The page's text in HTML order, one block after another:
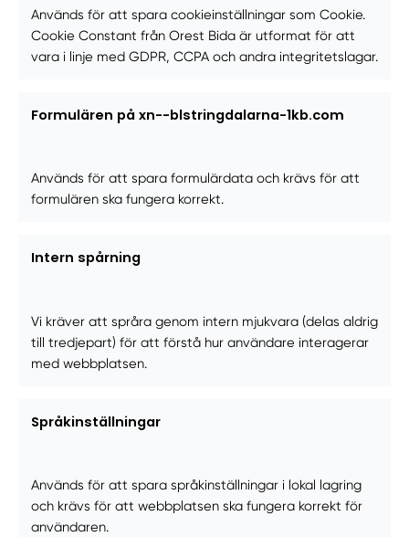
Används för att spara cookieinställningar som Cookie.
Cookie Constant från Orest Bida är utformat för att
vara i linje med GDPR, CCPA och andra integritetslagar.
Formulären på xn--blstringdalarna-1kb.com
Används för att spara formulärdata och krävs för att
formulären ska fungera korrekt.
Intern spårning
Vi kräver att språra genom intern mjukvara (delas aldrig
till tredjepart) för att förstå hur användare interagerar
med webbplatsen.
Språkinställningar
Används för att spara språkinställningar i lokal lagring
och krävs för att webbplatsen ska fungera korrekt för
användaren.